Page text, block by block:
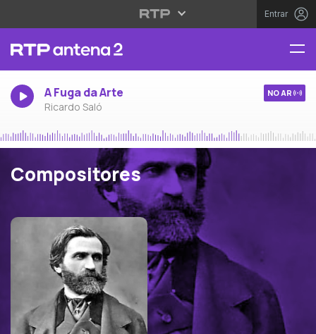
Entrar
A Fuga da Arte
Ricardo Saló
NO AR
Compositores